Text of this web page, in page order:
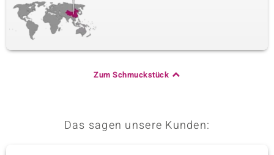
Zum Schmuckstück
Das sagen unsere Kunden: